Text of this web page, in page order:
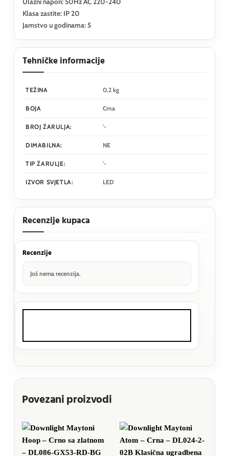
Klasa zastite: IP 20
Jamstvo u godinama: 5
Tehničke informacije
TEŽINA 0,2 kg
BOJA Crna
BROJ ŽARULJA: '-
DIMABILNA: NE
TIP ŽARULJE: '-
IZVOR SVJETLA: LED
Recenzije kupaca
Recenzije
Još nema recenzija.
Povezani proizvodi